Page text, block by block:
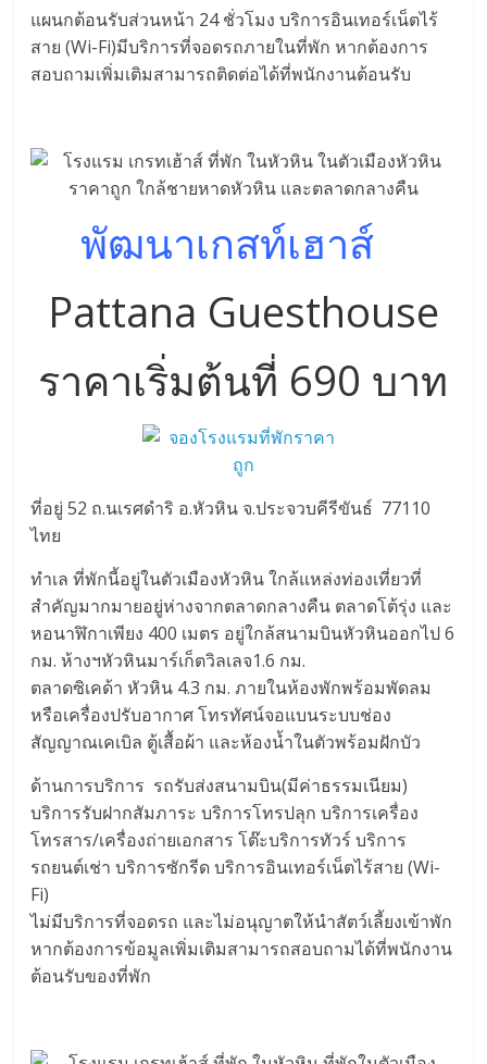
แผนกต้อนรับส่วนหน้า 24 ชั่วโมง บริการอินเทอร์เน็ตไร้
สาย (Wi-Fi)มีบริการที่จอดรถภายในที่พัก หากต้องการ
สอบถามเพิ่มเติมสามารถติดต่อได้ที่พนักงานต้อนรับ
พัฒนาเกสท์เฮาส์
Pattana Guesthouse
ราคาเริ่มต้นที่ 690 บาท
ที่อยู่ 52 ถ.นเรศดำริ อ.หัวหิน จ.ประจวบคีรีขันธ์ 77110
ไทย
ทำเล ที่พักนี้อยู่ในตัวเมืองหัวหิน ใกล้แหล่งท่องเที่ยวที่
สำคัญมากมายอยู่ห่างจากตลาดกลางคืน ตลาดโต้รุ่ง และ
หอนาฬิกาเพียง 400 เมตร อยู่ใกล้สนามบินหัวหินออกไป 6
กม. ห้างฯหัวหินมาร์เก็ตวิลเลจ1.6 กม.
ตลาดซิเคด้า หัวหิน 4.3 กม. ภายในห้องพักพร้อมพัดลม
หรือเครื่องปรับอากาศ โทรทัศน์จอแบนระบบช่อง
สัญญาณเคเบิล ตู้เสื้อผ้า และห้องน้ำในตัวพร้อมฝักบัว
ด้านการบริการ รถรับส่งสนามบิน(มีค่าธรรมเนียม)
บริการรับฝากสัมภาระ บริการโทรปลุก บริการเครื่อง
โทรสาร/เครื่องถ่ายเอกสาร โต๊ะบริการทัวร์ บริการ
รถยนต์เช่า บริการซักรีด บริการอินเทอร์เน็ตไร้สาย (Wi-
Fi)
ไม่มีบริการที่จอดรถ และไม่อนุญาตให้นำสัตว์เลี้ยงเข้าพัก
หากต้องการข้อมูลเพิ่มเติมสามารถสอบถามได้ที่พนักงาน
ต้อนรับของที่พัก